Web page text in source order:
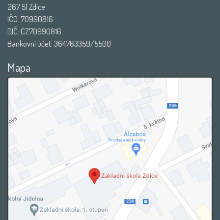
267 51 Zdice
IČO: 70990816
DIČ: CZ70990816
Bankovní účet: 364763359/5500
Mapa